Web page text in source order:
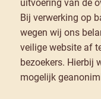
uitvoering van de
Bij verwerking op
wegen wij ons
veilige website af
bezoekers. Hierbij
mogelijk